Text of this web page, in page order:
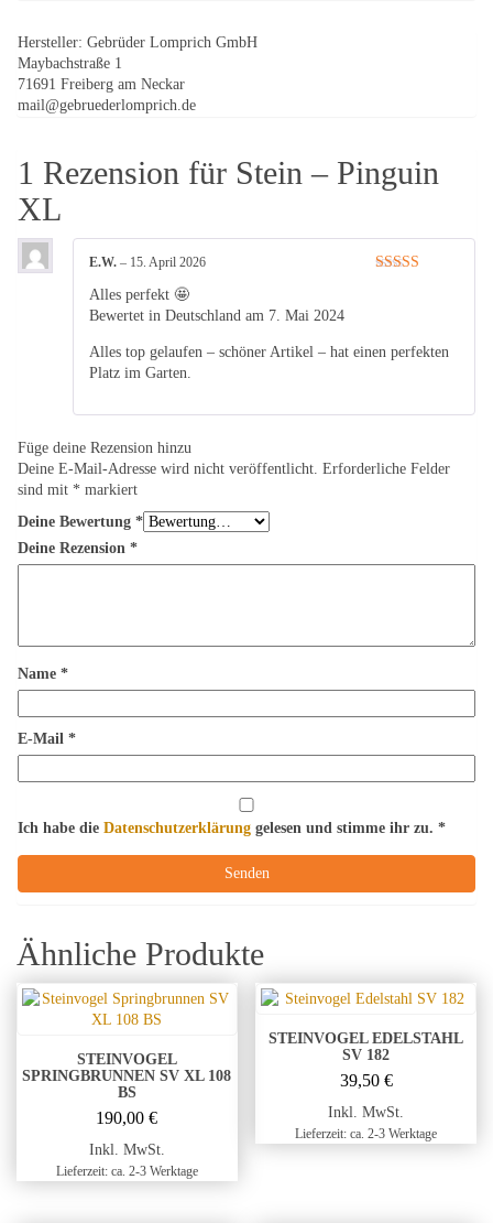
Hersteller: Gebrüder Lomprich GmbH
Maybachstraße 1
71691 Freiberg am Neckar
mail@gebruederlomprich.de
1 Rezension für Stein – Pinguin
XL
E.W. – 15. April 2026
Alles perfekt 🤩
Bewertet in Deutschland am 7. Mai 2024
Alles top gelaufen – schöner Artikel – hat einen perfekten
Platz im Garten.
Füge deine Rezension hinzu
Deine E-Mail-Adresse wird nicht veröffentlicht. Erforderliche Felder
sind mit * markiert
Deine Bewertung *
Deine Rezension *
Name *
E-Mail *
Ich habe die Datenschutzerklärung gelesen und stimme ihr zu. *
Ähnliche Produkte
STEINVOGEL
SPRINGBRUNNEN SV XL 108
BS
190,00€
Inkl. MwSt.
Lieferzeit: ca. 2-3 Werktage
STEINVOGEL EDELSTAHL
SV 182
39,50 €
Inkl. MwSt.
Lieferzeit: ca. 2-3 Werktage